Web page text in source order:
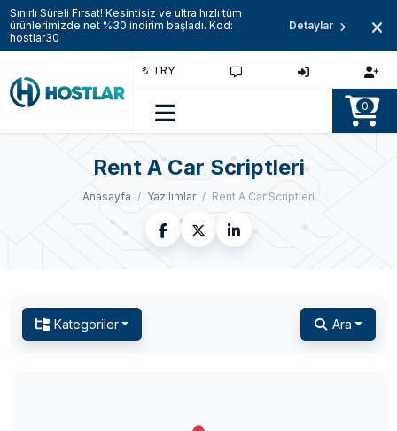
Sınırlı Süreli Fırsat! Kesintisiz ve ultra hızlı tüm
ürünlerimizde net %30 indirim başladı. Kod:
hostlar30
Detaylar
₺ TRY
0
Rent A Car Scriptleri
Anasayfa Yazılımlar Rent A Car Scriptleri
Kategoriler Ara